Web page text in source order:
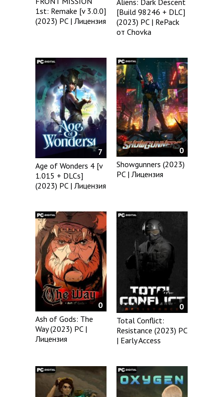
1st: Remake [v 3.0.0]
(2023) PC | Лицензия
Aliens: Dark Descent
[Build 98246 + DLC]
(2023) PC | RePack
от Chovka
7
Age of Wonders 4 [v
1.015 + DLCs]
(2023) PC | Лицензия
0
Showgunners (2023)
PC | Лицензия
0
Ash of Gods: The
Way (2023) PC |
Лицензия
0
Total Conflict:
Resistance (2023) PC
| Early Access